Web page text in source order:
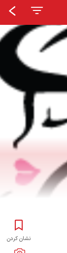
نشان کردن